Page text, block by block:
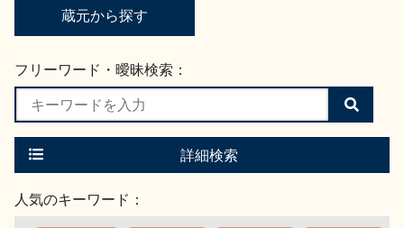
地酒用語集
お楽しみコンテンツ
蔵元から探す
フリーワード・曖昧検索：
検
索
す
詳細検索
人気のキーワード：